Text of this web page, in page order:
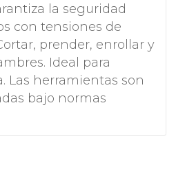
la seguridad
con tensiones de
prender, enrollar y
Ideal para
Las herramientas son
bajo normas